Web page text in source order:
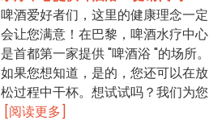
啤酒爱好者们，这里的健康理念一定
会让您满意！在巴黎，啤酒水疗中心
是首都第一家提供 "啤酒浴 "的场所。
如果您想知道，是的，您还可以在放
松过程中干杯。想试试吗？我们为您
[阅读更多]